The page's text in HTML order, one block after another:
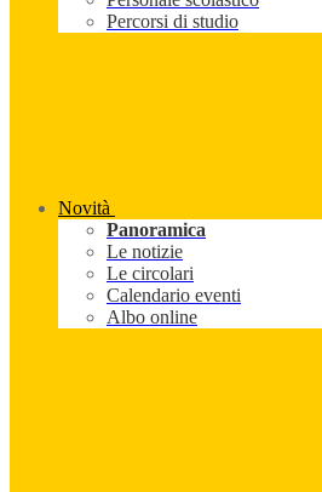
Percorsi di studio
Novità
Panoramica
Le notizie
Le circolari
Calendario eventi
Albo online